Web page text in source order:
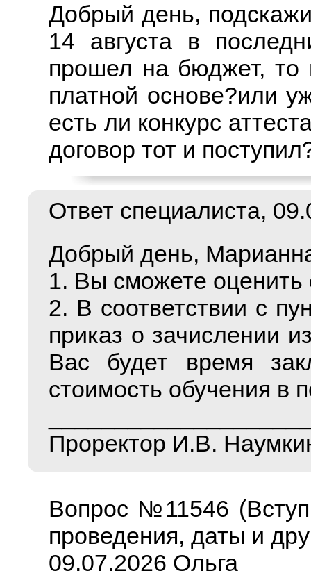
Добрый день,
14 августа в
прошел на бюджет, то
платной основе?или
есть ли конкурс
договор тот и
Ответ специалиста,
Добрый день,
1. Вы сможете
2. В соответствии с
приказ о зачислении
Вас будет время
стоимость обучения в
Проректор И.В.
Вопрос №11546
проведения, даты и
09.07.2026 Ольга